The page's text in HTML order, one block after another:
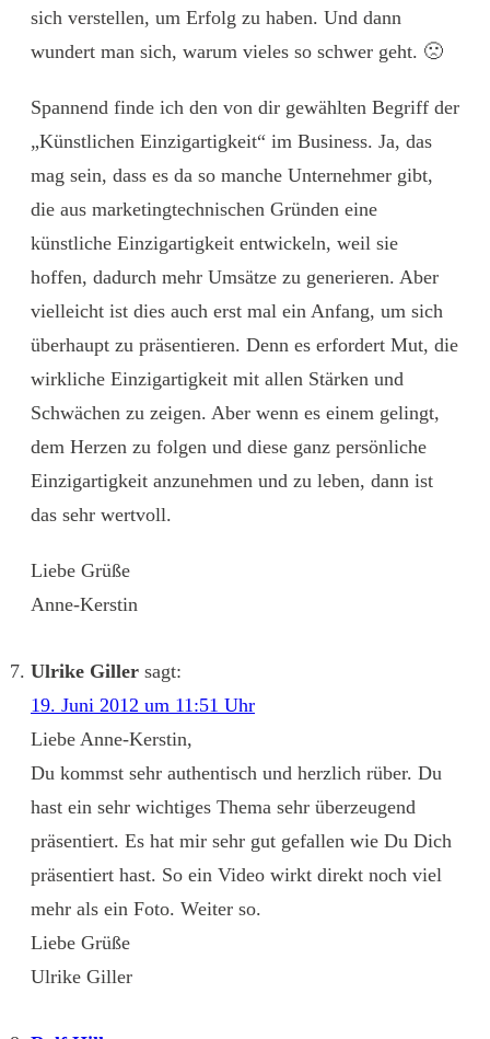
sich verstellen, um Erfolg zu haben. Und dann
wundert man sich, warum vieles so schwer geht. 🙁
Spannend finde ich den von dir gewählten Begriff der
„Künstlichen Einzigartigkeit“ im Business. Ja, das
mag sein, dass es da so manche Unternehmer gibt,
die aus marketingtechnischen Gründen eine
künstliche Einzigartigkeit entwickeln, weil sie
hoffen, dadurch mehr Umsätze zu generieren. Aber
vielleicht ist dies auch erst mal ein Anfang, um sich
überhaupt zu präsentieren. Denn es erfordert Mut, die
wirkliche Einzigartigkeit mit allen Stärken und
Schwächen zu zeigen. Aber wenn es einem gelingt,
dem Herzen zu folgen und diese ganz persönliche
Einzigartigkeit anzunehmen und zu leben, dann ist
das sehr wertvoll.
Liebe Grüße
Anne-Kerstin
Ulrike Giller sagt:
19. Juni 2012 um 11:51 Uhr
Liebe Anne-Kerstin,
Du kommst sehr authentisch und herzlich rüber. Du
hast ein sehr wichtiges Thema sehr überzeugend
präsentiert. Es hat mir sehr gut gefallen wie Du Dich
präsentiert hast. So ein Video wirkt direkt noch viel
mehr als ein Foto. Weiter so.
Liebe Grüße
Ulrike Giller